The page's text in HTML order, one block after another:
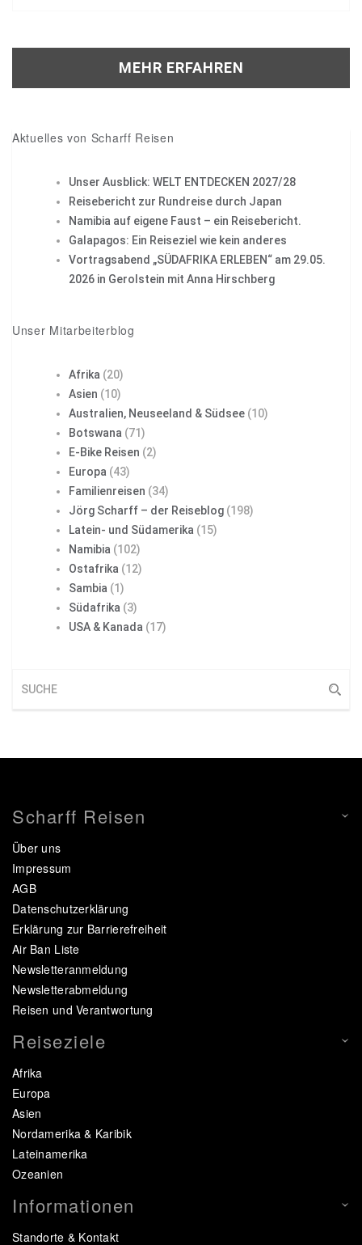
MEHR ERFAHREN
Aktuelles von Scharff Reisen
Unser Ausblick: WELT ENTDECKEN 2027/28
Reisebericht zur Rundreise durch Japan
Namibia auf eigene Faust – ein Reisebericht.
Galapagos: Ein Reiseziel wie kein anderes
Vortragsabend „SÜDAFRIKA ERLEBEN“ am 29.05.
2026 in Gerolstein mit Anna Hirschberg
Unser Mitarbeiterblog
Afrika (20)
Asien (10)
Australien, Neuseeland & Südsee (10)
Botswana (71)
E-Bike Reisen (2)
Europa (43)
Familienreisen (34)
Jörg Scharff – der Reiseblog (198)
Latein- und Südamerika (15)
Namibia (102)
Ostafrika (12)
Sambia (1)
Südafrika (3)
USA & Kanada (17)
Scharff Reisen
Über uns
Impressum
AGB
Datenschutzerklärung
Erklärung zur Barrierefreiheit
Air Ban Liste
Newsletteranmeldung
Newsletterabmeldung
Reisen und Verantwortung
Reiseziele
Afrika
Europa
Asien
Nordamerika & Karibik
Lateinamerika
Ozeanien
Informationen
Standorte & Kontakt